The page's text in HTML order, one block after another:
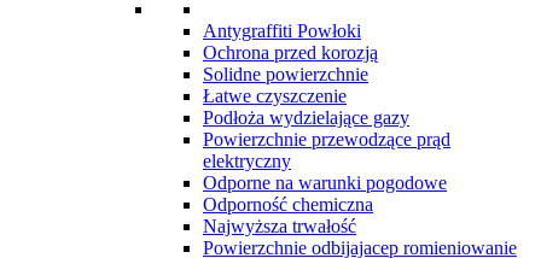
Antygraffiti Powłoki
Ochrona przed korozją
Solidne powierzchnie
Łatwe czyszczenie
Podłoża wydzielające gazy
Powierzchnie przewodzące prąd
elektryczny
Odporne na warunki pogodowe
Odporność chemiczna
Najwyższa trwałość
Powierzchnie odbijajacep romieniowanie